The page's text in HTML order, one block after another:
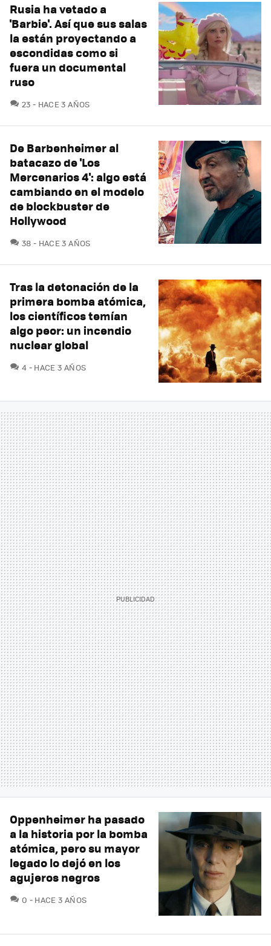
Rusia ha vetado a
'Barbie'. Así que sus salas
la están proyectando a
escondidas como si
fuera un documental
ruso
23 COMENTARIOS
HACE 3 AÑOS
De Barbenheimer al
batacazo de 'Los
Mercenarios 4': algo está
cambiando en el modelo
de blockbuster de
Hollywood
38 COMENTARIOS
HACE 3 AÑOS
Tras la detonación de la
primera bomba atómica,
los científicos temían
algo peor: un incendio
nuclear global
4 COMENTARIOS
HACE 3 AÑOS
Oppenheimer ha pasado
a la historia por la bomba
atómica, pero su mayor
legado lo dejó en los
agujeros negros
0 COMENTARIOS
HACE 3 AÑOS